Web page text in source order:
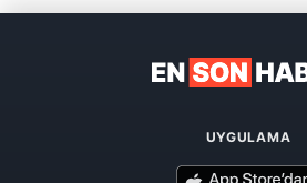
UYGULAMA